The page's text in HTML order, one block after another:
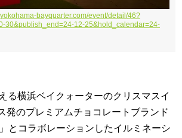
bayquarter.com/event/detail/46?
30&publish_end=24-12-25&hold_calendar=24-
る横浜ベイクォーターのクリスマスイ
発のプレミアムチョコレートブランド
とコラボレーションしたイルミネーシ